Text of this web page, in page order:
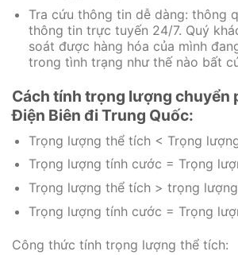
Tra cứu thông tin dễ dàng: thông
thông tin trực tuyến 24/7. Quý
soát được hàng hóa của mình
trong tình trạng như thế nào bất
Cách tính trọng lượng chuyển
Điện Biên đi Trung Quốc:
Trọng lượng thể tích < Trọng
Trọng lượng tính cước = Trọng
Trọng lượng thể tích > trọng
Trọng lượng tính cước = Trọng
Công thức tính trọng lượng thể tích: